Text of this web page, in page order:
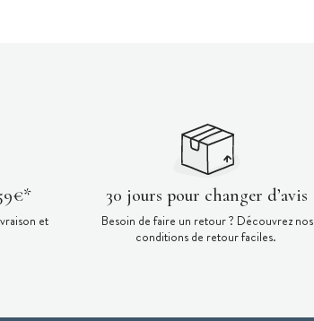
et
30 jours pour changer d’avis
Besoin de faire un retour ? Découvrez nos
conditions de retour faciles.